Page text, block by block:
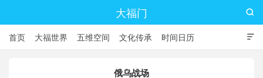
大福门

首页 大福世界 五维空间 文化传承 时间日历

俄乌战场